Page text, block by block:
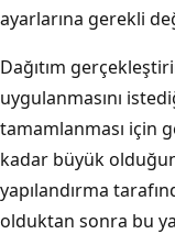
ayarlarına gerekli
Dağıtım
uygulanmasını
tamamlanması için
kadar büyük
yapılandırma
olduktan sonra bu